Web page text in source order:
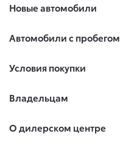
Новые автомобили
Автомобили с пробегом
Условия покупки
Владельцам
О дилерском центре